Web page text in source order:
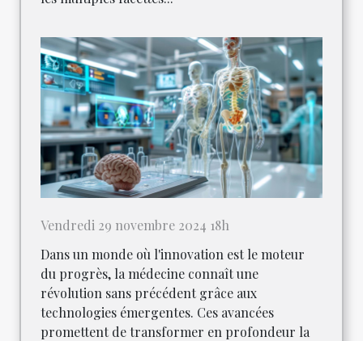
Vendredi 29 novembre 2024 18h
Dans un monde où l'innovation est le moteur
du progrès, la médecine connaît une
révolution sans précédent grâce aux
technologies émergentes. Ces avancées
promettent de transformer en profondeur la